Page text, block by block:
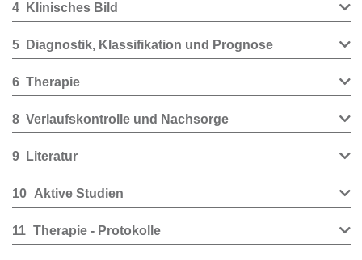
4 Klinisches Bild
5 Diagnostik, Klassifikation und Prognose
6 Therapie
8 Verlaufskontrolle und Nachsorge
9 Literatur
10 Aktive Studien
11 Therapie - Protokolle